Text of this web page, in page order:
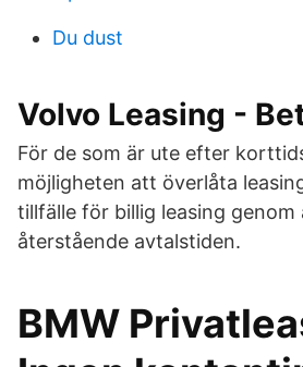
Du dust
Volvo Leasing -
För de som är ute efter
möjligheten att överlåta
tillfälle för billig leasing
återstående avtalstiden.
BMW